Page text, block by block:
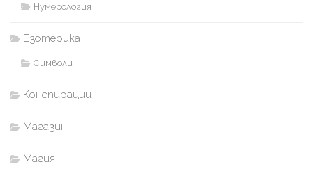
Нумерология
Езотерика
Символи
Конспирации
Магазин
Магия